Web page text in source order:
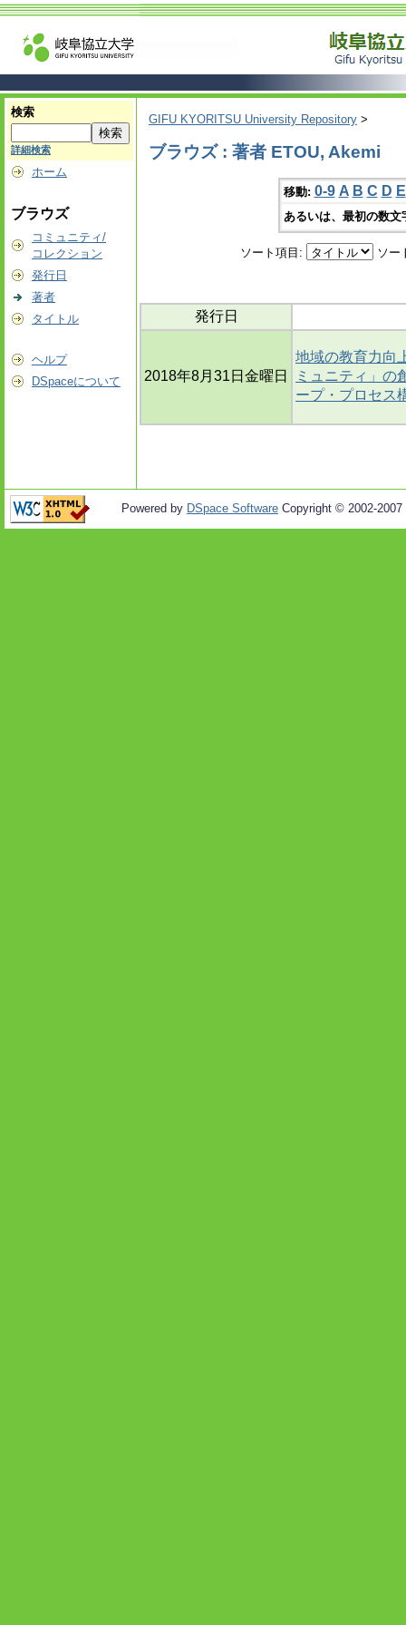
検索
詳細検索
ホーム
ブラウズ
コミュニティ/
コレクション
発行日
著者
タイトル
ヘルプ
DSpaceについて
GIFU KYORITSU University Repository >
ブラウズ : 著者 ETOU, Akemi
移動: 0-9 A B C D E
あるいは、最初の数
ソート項目: ソー
発行日
2018年8月31日金曜日
地域の教育力向
ミュニティ」の
ープ・プロセス
Powered by DSpace Software Copyright © 2002-2007